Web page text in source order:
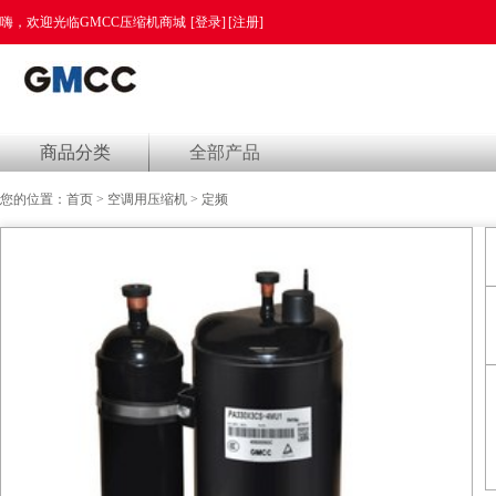
嗨，欢迎光临GMCC压缩机商城 [登录] [注册]
商品分类 全部产品
您的位置： 首页 > 空调用压缩机 > 定频